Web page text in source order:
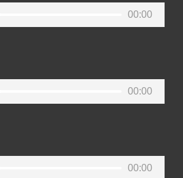
00:00
00:00
00:00